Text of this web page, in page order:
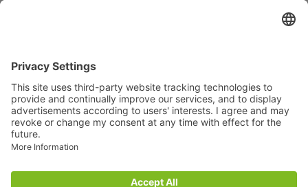
HR-Jobs.de
Contact
HRM Institute GmbH & Co. KG
Rheinkaistr. 2 68159 Mannheim
Tel.:+49 (0)621 40 166 – 0